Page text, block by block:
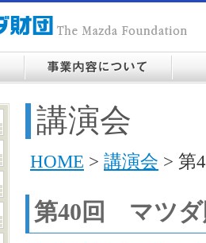
講演会
HOME > 講演会 > 第
第40回 マツダ